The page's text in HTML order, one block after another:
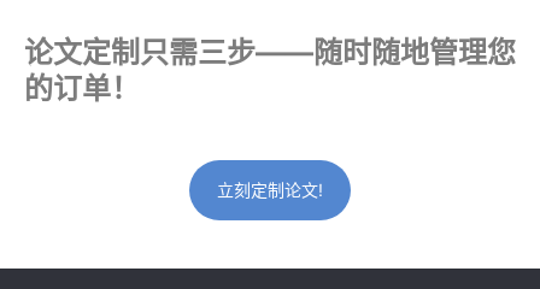
论文定制只需三步——随时随地管理您
的订单！
立刻定制论文!